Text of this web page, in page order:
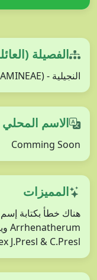
الفصيلة
النجيلية - POACEAE (
الاسم المحلي
Comming Soon
المميزات
J.Presl & C.Presl